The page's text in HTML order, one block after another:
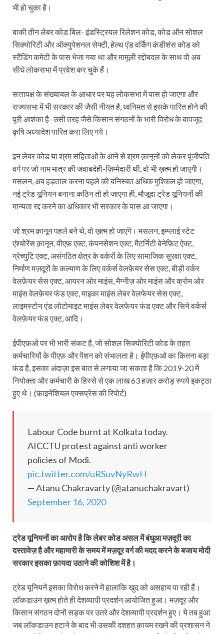
भी हो चुका है।
बाकी तीन लेबर कोड बिल- इंडस्ट्रियल रिलेशन कोड, कोड ऑन सोशल
सिक्योरिटी और ऑक्‍युपेशनल सेफ्टी, हेल्थ एंड वर्किंग कंडीशंस कोड को
स्टैंडिंग कमेटी के पास भेजा गया था और मामूली रद्दोबदल के साथ वो अब
सीधे लोकसभा में प्रवेश कर चुके हैं।
सत्तापक्ष के संख्याबल के आधार पर यह लोकसभा में पास हो जाएगा और
राज्यसभा में भी सरकार की जैसी नीयत है, ध्वनिमत से इसके पारित होने की
पूरी आशंका है- उसी तरह जैसे किसान संगठनों के भारी विरोध के बावजूद
कृषि अध्यादेश पारित करा लिए गये।
इन लेबर कोड या श्रम संहिताओं के आने से श्रम क़ानूनों को लेकर पूंजीपति
वर्ग पर जो नाम मात्र की जवाबदेही-ज़िम्मेदारी थी, वो भी ख़त्म हो जाएगी।
मसलन, अब हड़ताल करना पहले की बनिस्बत अधिक मुश्किल हो जाएगा,
नई ट्रेड यूनियन बनाना कठिन तो हो जाएगा ही, मौजूदा ट्रेड यूनियनों की
मान्यता रद्द करने का अधिकार भी सरकार के पास आ जाएगा।
जो श्रम क़ानून पहले बने थे, वो ख़त्म हो जाएंगे। मसलन, इम्प्लाई स्टेट
एंश्योरेंस क़ानून, पीएफ़ एक्ट, कंपनसेशन एक्ट, मैटर्निटी बेनेफ़िट ऐक्ट,
ग्रेच्युटि एक्ट, असंगठित क्षेत्र के वर्करों के लिए सामाजिक सुरक्षा एक्ट,
निर्माण मज़दूरों के कल्याण के लिए वर्कर्स वेलफ़ेयर सेस एक्ट, बीड़ी वर्कर
वेलफ़ेयर सेस एक्ट, आयरन ओर माइंस, मैग्नीज़ ओर माइंस और क्रोम ओर
माइंस वेलफ़ेयर फंड एक्ट, माइका माइंस लेबर वेलफेयर सेस एक्ट,
लाइमस्टोन एंड लोटोमाइट माइंस लेबर वेलफेयर फंड एक्ट और सिने वर्कर्स
वेलफ़ेयर फंड एक्ट, आदि।
ईपीएफ़ओ पर भी भारी संकट है, जो सोशल सिक्योरिटी कोड के तहत
कर्मचारियों के पीएफ़ और पेंशन को संभालता है। ईपीएफ़ओ का कितना बड़ा
फंड है, इसका अंदाज़ा इस बात से लगाया जा सकता है कि 2019-20 में
नियोक्ता और कर्मचारी के हिस्से से एक लाख 63 हज़ार करोड़ रुपये इकट्ठा
हुए थे। (फ़ाइनेंशियल एक्सप्रेस की रिपोर्ट)
Labour Code burnt at Kolkata today.
AICCTU protest against anti worker
policies of Modi.
pic.twitter.com/uRSuvNyRwH
— Atanu Chakravarty (@atanuchakravart)
September 16, 2020
ट्रेड यूनियनों का आरोप है कि लेबर कोड असल में बंधुआ मज़दूरी का
दस्तावेज़ है और महामारी के समय में मज़दूर वर्ग की मदद करने के बजाय मोदी
सरकार इसका फ़ायदा उठाने की कोशिश में है।
ट्रेड यूनियनें इसका विरोध करने में हालांकि खुद को असहाय पा रही हैं।
लॉकडाउन ख़त्म होते ही देशव्यापी प्रदर्शन आयोजित हुआ। मज़दूर और
किसान संगठन दोनों सड़क पर उतरे और देशव्यापी प्रदर्शन हुए। ये तब हुआ
जब लॉकडाउन हटाने के बाद भी उसकी दशहत क़ायम रखने की प्रशासन ने